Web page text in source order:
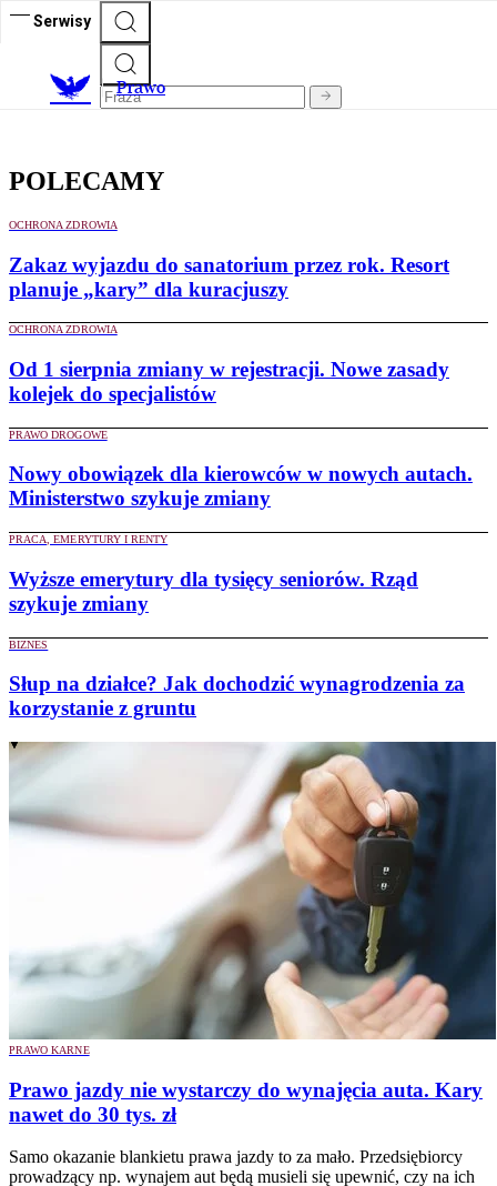
Serwisy
Prawo
POLECAMY
OCHRONA ZDROWIA
Zakaz wyjazdu do sanatorium przez rok. Resort
planuje „kary” dla kuracjuszy
OCHRONA ZDROWIA
Od 1 sierpnia zmiany w rejestracji. Nowe zasady
kolejek do specjalistów
PRAWO DROGOWE
Nowy obowiązek dla kierowców w nowych autach.
Ministerstwo szykuje zmiany
PRACA, EMERYTURY I RENTY
Wyższe emerytury dla tysięcy seniorów. Rząd
szykuje zmiany
BIZNES
Słup na działce? Jak dochodzić wynagrodzenia za
korzystanie z gruntu
PRAWO KARNE
Prawo jazdy nie wystarczy do wynajęcia auta. Kary
nawet do 30 tys. zł
Samo okazanie blankietu prawa jazdy to za mało. Przedsiębiorcy
prowadzący np. wynajem aut będą musieli się upewnić, czy na ich